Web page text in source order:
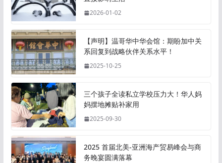
2026-01-02
【声明】温哥华中华会馆：期盼加中关
系回复到战略伙伴关系水平！
2025-10-25
三个孩子全读私立学校压力大！华人妈
妈摆地摊贴补家用
2025-09-30
2025 首届北美-亚洲海产贸易峰会与商
务晚宴圆满落幕